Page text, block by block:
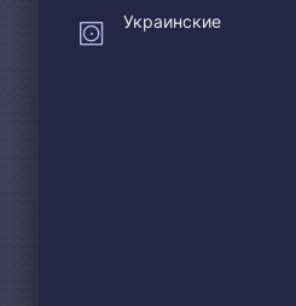
Украинские